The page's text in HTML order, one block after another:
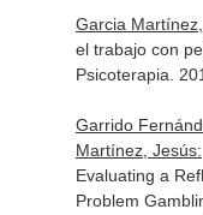
Garcia
el trabajo con
Psicoterapia .
Garrido
Martínez, Jesús:
Evaluating a
Problem